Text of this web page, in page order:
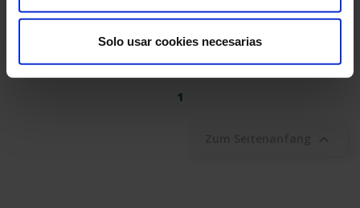
Solo usar cookies necesarias
ECKSCHUTZ TYP A
1 - 7 von 7 Artikel(n)
1